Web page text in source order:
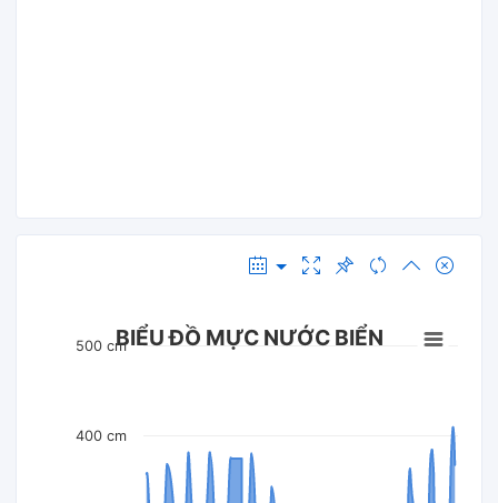
BIỂU ĐỒ MỰC NƯỚC BIỂN
400 cm
500 cm